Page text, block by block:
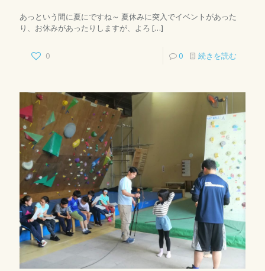
あっという間に夏にですね～ 夏休みに突入でイベントがあった
り、お休みがあったりしますが、よろ […]
0 0 続きを読む